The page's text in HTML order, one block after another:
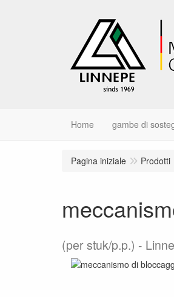
Home gambe di
Pagina iniziale Prodotti
(per stuk/p.p.)